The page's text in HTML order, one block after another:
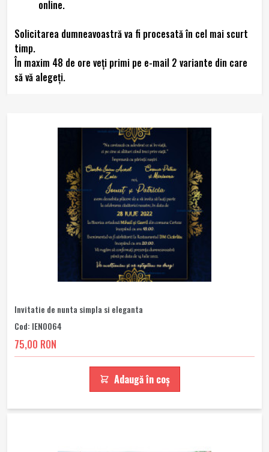
online.
Solicitarea dumneavoastră va fi procesată în cel mai scurt
timp.
În maxim 48 de ore veţi primi pe e-mail 2 variante din care
să vă alegeţi.
Invitatie de nunta simpla si eleganta
Cod: IEN0064
75,00 RON
Adaugă în coș